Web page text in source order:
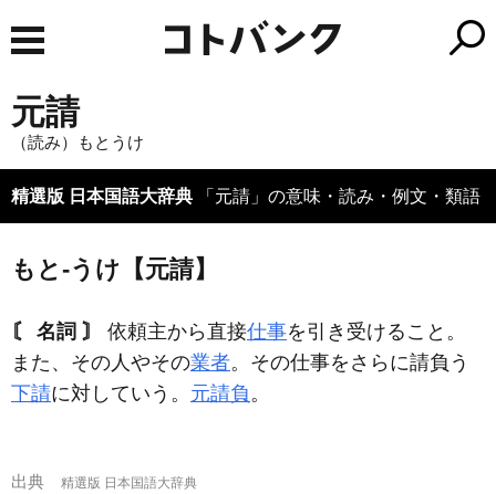
元請
（読み）もとうけ
精選版 日本国語大辞典 「元請」の意味・読み・例文・類語
もと‐うけ【元請】
〘 名詞 〙 依頼主から直接仕事を引き受けること。
また、その人やその業者。その仕事をさらに請負う
下請に対していう。 元請負。
出典
精選版 日本国語大辞典